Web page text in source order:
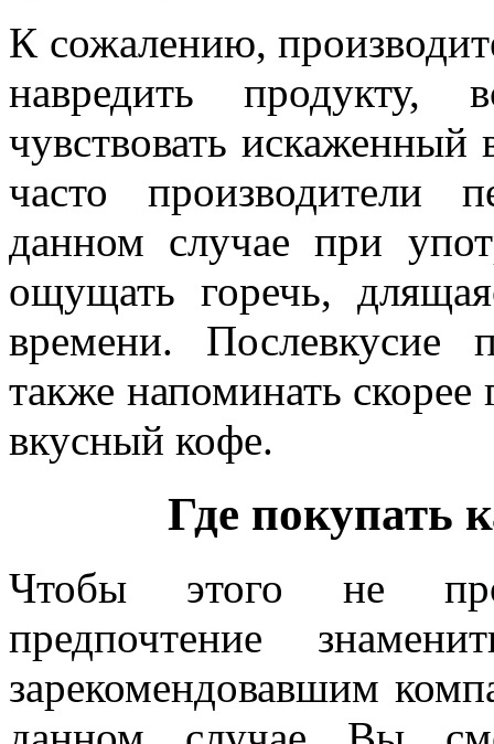
К сожалению,
навредить продукту,
чувствовать
часто производители
данном случае при
ощущать горечь,
времени. Послевкусие
также напоминать
вкусный кофе.
Где покупать
Чтобы этого не
предпочтение
зарекомендовавшим